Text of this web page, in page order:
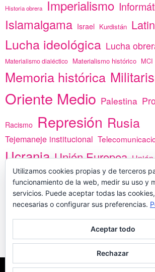
Historia obrera Imperialismo
Islamalgama Israel Kurdistán
Lucha ideológica Lucha
Materialismo dialéctico Materialismo histórico MCI
Memoria histórica
Oriente Medio Palestina
Racismo Represión Rusia
Tejemaneje institucional
Ucrania Unión Europea
vacunas Yemen África
PREGÚNTANOS
Utilizamos cookies propias y de terceros
funcionamiento de la web, medir su uso y
servicios. Puede aceptar todas las
necesarias o configurar sus preferencias.
Aceptar todo
Rechazar